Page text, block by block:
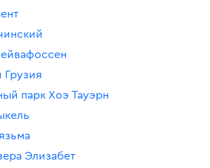
Грузия
парк Хоэ Тауэрн
Элизабет